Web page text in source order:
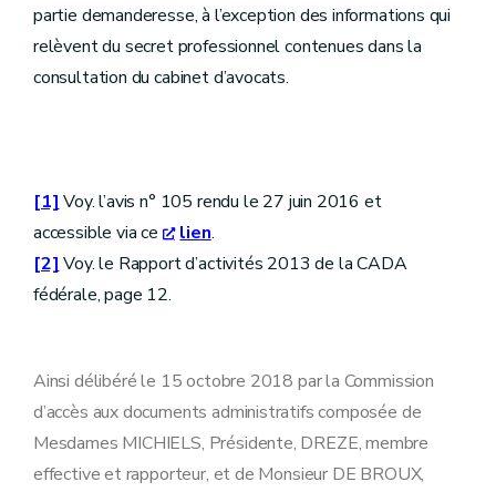
partie demanderesse, à l’exception des informations qui
relèvent du secret professionnel contenues dans la
consultation du cabinet d’avocats.
[1] Voy. l’avis n° 105 rendu le 27 juin 2016 et
accessible via ce
lien.
[2] Voy. le Rapport d’activités 2013 de la CADA
fédérale, page 12.
Ainsi délibéré le 15 octobre 2018 par la Commission
d’accès aux documents administratifs composée de
Mesdames MICHIELS, Présidente, DREZE, membre
effective et rapporteur, et de Monsieur DE BROUX,